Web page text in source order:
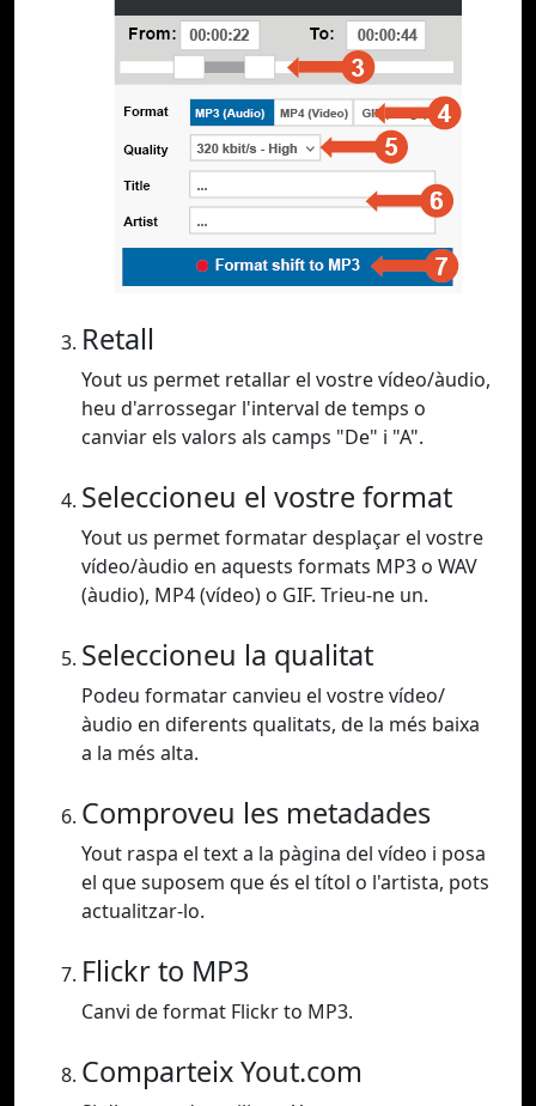
Retall
Yout us permet retallar el vostre vídeo/àudio,
heu d'arrossegar l'interval de temps o
canviar els valors als camps "De" i "A".
Seleccioneu el vostre format
Yout us permet formatar desplaçar el vostre
vídeo/àudio en aquests formats MP3 o WAV
(àudio), MP4 (vídeo) o GIF. Trieu-ne un.
Seleccioneu la qualitat
Podeu formatar canvieu el vostre vídeo/
àudio en diferents qualitats, de la més baixa
a la més alta.
Comproveu les metadades
Yout raspa el text a la pàgina del vídeo i posa
el que suposem que és el títol o l'artista, pots
actualitzar-lo.
Flickr to MP3
Canvi de format Flickr to MP3.
Comparteix Yout.com